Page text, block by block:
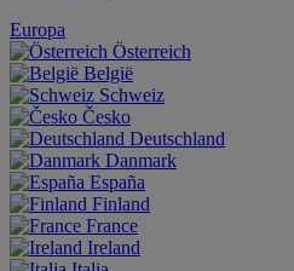
Europa
Österreich
België
Schweiz
Česko
Deutschland
Danmark
España
Finland
France
Ireland